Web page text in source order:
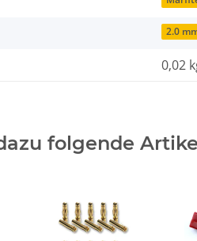
2.0
0,02
folgende